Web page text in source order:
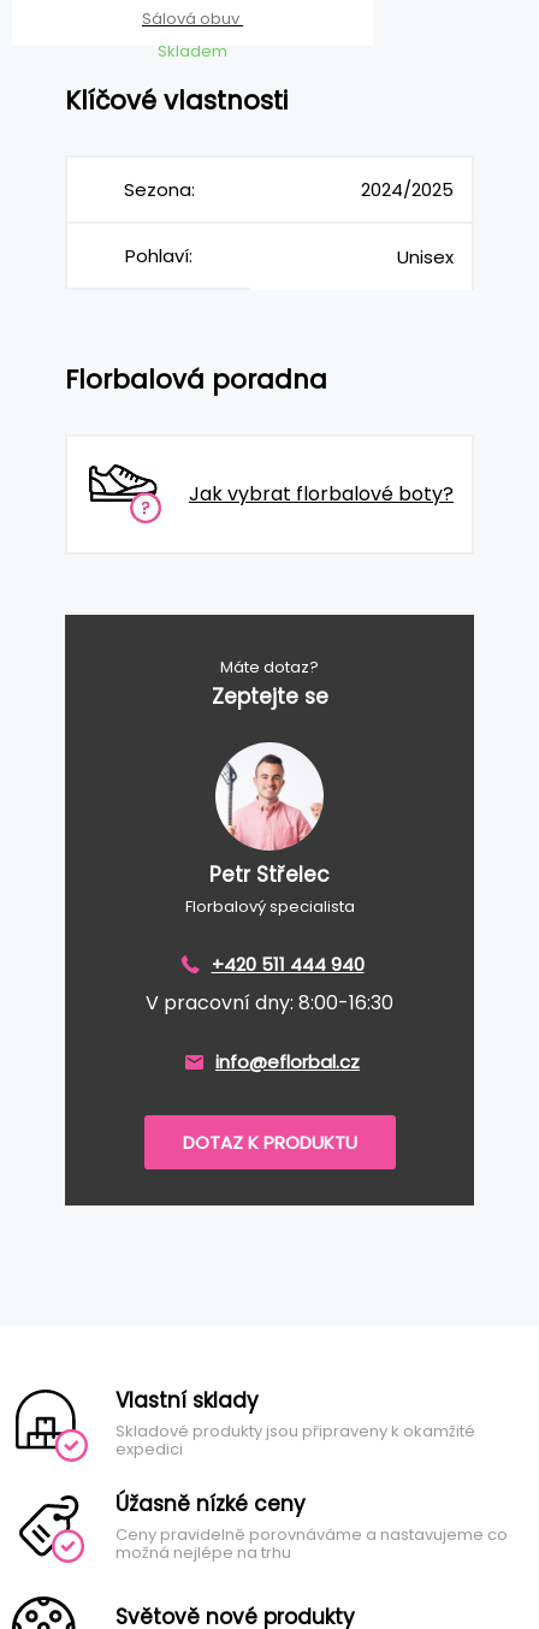
Sálová obuv
Skladem
Klíčové vlastnosti
Sezona: 2024/2025
Pohlaví: Unisex
Florbalová poradna
Jak vybrat florbalové boty?
Máte dotaz?
Zeptejte se
Petr Střelec
Florbalový specialista
+420 511 444 940
V pracovní dny: 8:00-16:30
info@eflorbal.cz
DOTAZ K PRODUKTU
Vlastní sklady
Skladové produkty jsou připraveny k okamžité
expedici
Úžasně nízké ceny
Ceny pravidelně porovnáváme a nastavujeme co
možná nejlépe na trhu
Světově nové produkty